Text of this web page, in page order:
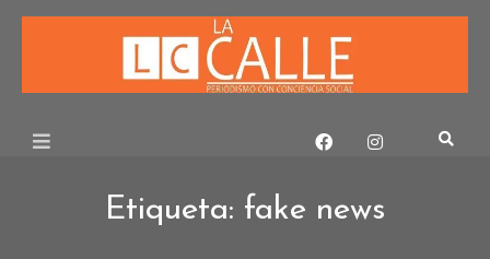
Skip
Etiqueta: fake news